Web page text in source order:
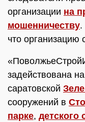
организации на
мошенничеству.
что организацию
задействована
саратовской
сооружений в
парке, детского